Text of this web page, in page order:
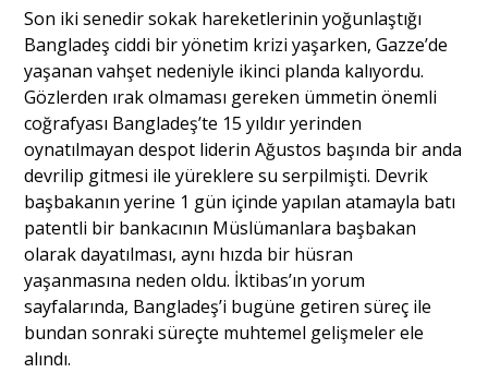
Portre
Yazarlar
Eğitim
Dosya Haber
Ankara Analiz
Son iki senedir sokak hareketlerinin yoğunlaştığı
Bangladeş ciddi bir yönetim krizi yaşarken, Gazze’de
yaşanan vahşet nedeniyle ikinci planda kalıyordu.
Gözlerden ırak olmaması gereken ümmetin önemli
coğrafyası Bangladeş’te 15 yıldır yerinden
oynatılmayan despot liderin Ağustos başında bir anda
devrilip gitmesi ile yüreklere su serpilmişti. Devrik
başbakanın yerine 1 gün içinde yapılan atamayla batı
patentli bir bankacının Müslümanlara başbakan
olarak dayatılması, aynı hızda bir hüsran
yaşanmasına neden oldu. İktibas’ın yorum
sayfalarında, Bangladeş’i bugüne getiren süreç ile
bundan sonraki süreçte muhtemel gelişmeler ele
alındı.